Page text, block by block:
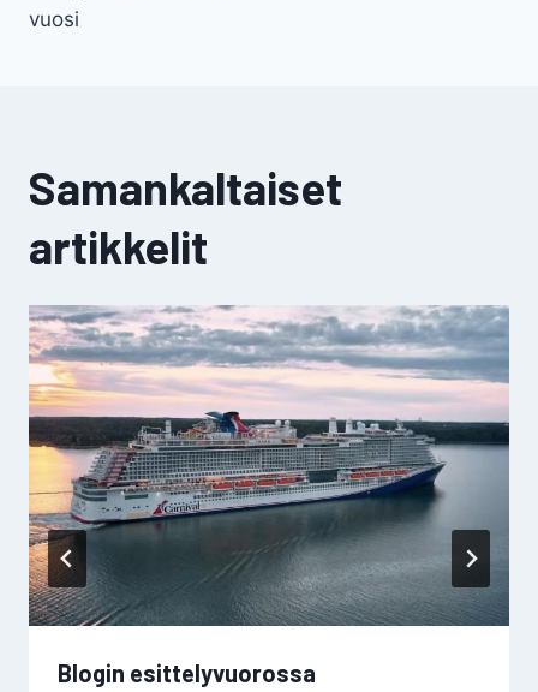
vuosi
Samankaltaiset
artikkelit
Blogin esittelyvuorossa